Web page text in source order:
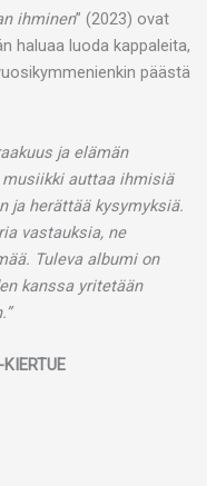
ihminen” (2023) ovat
haluaa luoda kappaleita,
päästä
ja elämän
auttaa ihmisiä
ja herättää kysymyksiä.
vastauksia, ne
Tuleva albumi on
kanssa yritetään